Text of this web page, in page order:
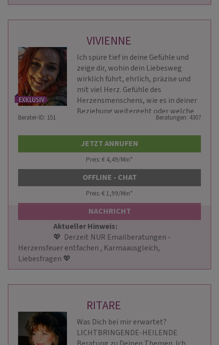
VIVIENNE
Ich spüre tief in deine Gefühle und
zeige dir, wohin dein Liebesweg
wirklich führt, ehrlich, präzise und
mit viel Herz. Gefühle des
Herzensmenschens, wie es in deiner
Beziehung weitergeht oder welche
Chancen dich im Beruf erwarten - ich
sehe alles.
Berater-ID: 151 Beratungen: 4307
JETZT ANRUFEN
Preis: € 4,49/Min*
OFFLINE - CHAT
Preis: € 1,99/Min*
NACHRICHT
Aktueller Hinweis:
Herzensfeuer entfachen , Karmaausgleich,
Liebesfragen 💖
RITARE
Was Dich bei mir erwartet?
LICHTBRINGENDE-HEILENDE